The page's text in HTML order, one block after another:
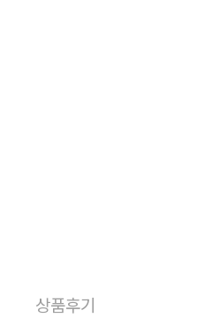
상품후기